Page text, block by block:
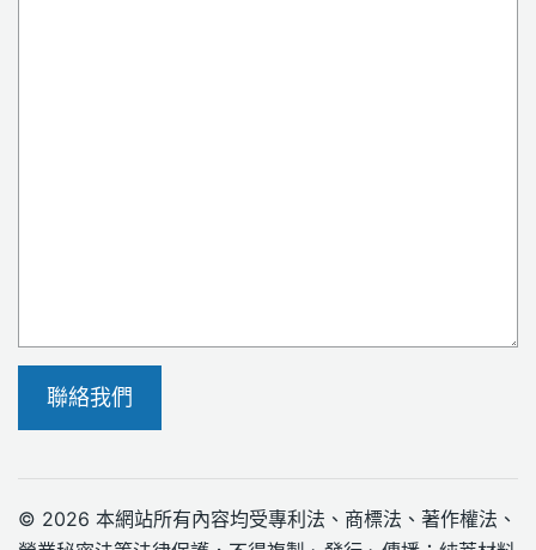
聯絡我們
© 2026 本網站所有內容均受專利法、商標法、著作權法、